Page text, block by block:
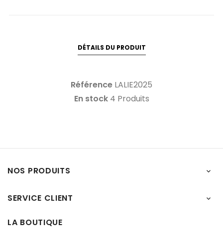
DÉTAILS DU PRODUIT
Référence LALIE2025
En stock 4 Produits
NOS PRODUITS 
SERVICE CLIENT 
LA BOUTIQUE